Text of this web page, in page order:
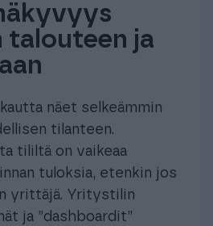
ja
näet selkeämmin
tilanteen.
tililtä on vaikeaa
tuloksia, etenkin jos
yrittäjä. Yritystilin
ja ”dashboardit”